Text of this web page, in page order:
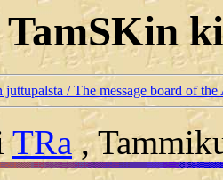
TamSKin
/ The message board of
TRa,